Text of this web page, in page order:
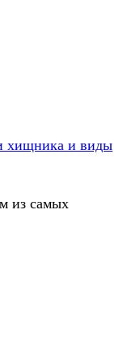
хищника и виды
из самых